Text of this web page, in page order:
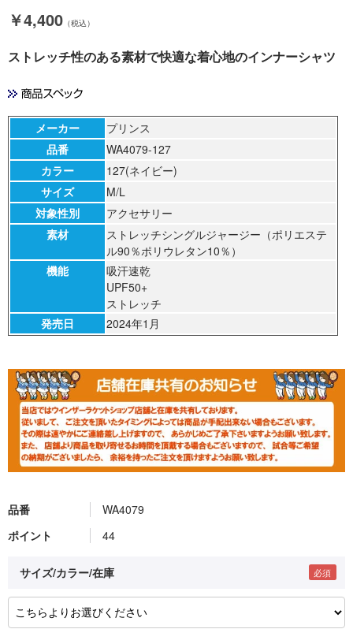
￥4,400 （税込）
品番
WA4079
ポイント
44
サイズ/カラー/在庫
ストレッチ性のある素材で快適な着心地のインナーシャツ
メーカー
プリンス
品番
WA4079-127
カラー
127(ネイビー)
サイズ
M/L
対象性別
アクセサリー
素材
ストレッチシングルジャージー（ポリエステ
ル90％ポリウレタン10％）
機能
吸汗速乾
UPF50+
ストレッチ
発売日
2024年1月